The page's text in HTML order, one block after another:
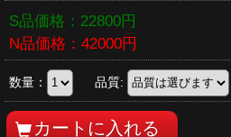
S品価格： 22800円
N品価格： 42000円
数量： 品質: